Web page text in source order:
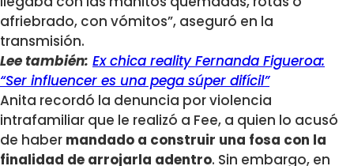
afriebrado, con vómitos”, aseguró en la
transmisión.
Lee también: Ex chica reality Fernanda Figueroa:
“Ser influencer es una pega súper difícil”
Anita recordó la denuncia por violencia
intrafamiliar que le realizó a Fee, a quien lo acusó
de haber mandado a construir una fosa con la
finalidad de arrojarla adentro. Sin embargo, en